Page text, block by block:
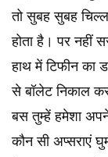
तो सुबह सुबह
होता है। पर नहीं
हाथ में टिफीन का
से बॉलेट निकाल
बस तुम्हें हमेशा
कौन सी अप्सराएं